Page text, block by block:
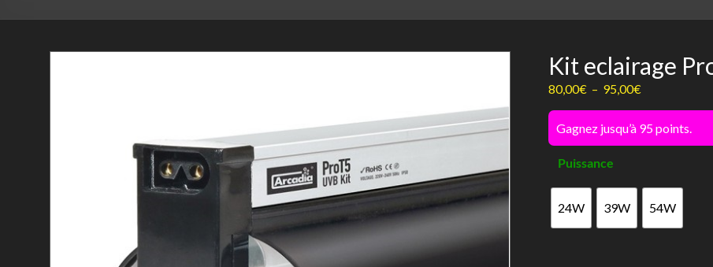
Kit eclairage
80,00€ – 95,00€
de
prix :
80,00€
Gagnez jusqu’à 95 points.
Puissance
24W 39W 54W